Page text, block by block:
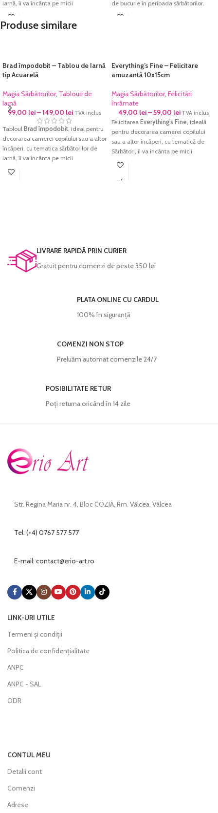
iarnă, îi va încânta pe micii
"colindători".
Imprimarea se face pehârtie foto
garantate să reziste perioade foarte
lungi de timp fără a-și pierde din
Fiecare tablou este prelucrat manual și
verificat cu atenție înainte de a fi
de bucurie în perioada sărbătorilor.
Imprimarea se face pe
lungi de timp fără a-și pierde din
intensitate.
Fiecare tablou este prelucrat manual și
verificat cu atenție înainte de a fi
expediat.
Produse similare
Brad împodobit – Tablou de Iarnă
tip Acuarelă
Magia Sărbătorilor, Tablouri de
Iarnă
99,00 lei–149,00 lei TVA inclus
Tabloul Brad împodobit, ideal pentru
decorarea camerei copilului sau a altor
încăperi, cu tematica sărbătorilor de
iarnă, îi va încânta pe micii
"colindători".
Fiecare tablou este prelucrat manual și
verificat cu atenție înainte de a fi
Everything’s Fine – Felicitare
amuzantă 10x15cm
Magia Sărbătorilor, Felicitări
înrămate
49,00 lei–59,00 lei TVA inclus
Felicitarea Everything's Fine, ideală
pentru decorarea camerei copilului
sau a altor încăperi, cu tematică de
Sărbători, îi va încânta pe micii
"colindători".
sau pe
excelentă și densitatea maximă pentru
perioade foarte lungi de timp fără a-și
pierde din intensitate.
expediat.
LIVRARE RAPIDĂ PRIN CURIER
Gratuit pentru comenzi de peste 350 lei
PLATA ONLINE CU CARDUL
100% în siguranță
COMENZI NON STOP
Preluăm automat comenzile 24/7
POSIBILITATE RETUR
Poţi returna oricând în 14 zile
Str. Regina Maria nr. 4, Bloc COZIA, Rm. Vâlcea, Vâlcea
Tel: (+4) 0767 577 577
E-mail: or.tra-oire
@tcatnoc
LINK-URI UTILE
Termeni și condiții
Politica de confidențialitate
ANPC
ANPC - SAL
ODR
CONTUL MEU
Detalii cont
Comenzi
Adrese